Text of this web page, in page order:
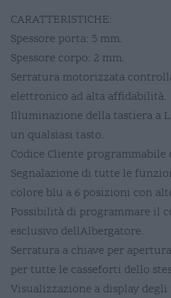
CARATTERISTICHE:
Spessore porta: 5 mm.
Spessore corpo: 2 mm.
Serratura motorizzata
elettronico ad alta affidabilità.
Illuminazione della tastiera a
un qualsiasi tasto.
Codice Cliente programmabile
Segnalazione di tutte le
colore blu a 6 posizioni con
Possibilità di programmare il
esclusivo dellAlbergatore.
Serratura a chiave per
per tutte le casseforti dello
Visualizzazione a display